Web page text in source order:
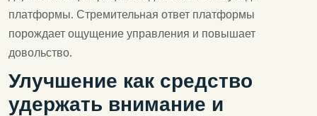
платформы. Стремительная ответ платформы
порождает ощущение управления и повышает
довольство.
Улучшение как средство
удержать внимание и